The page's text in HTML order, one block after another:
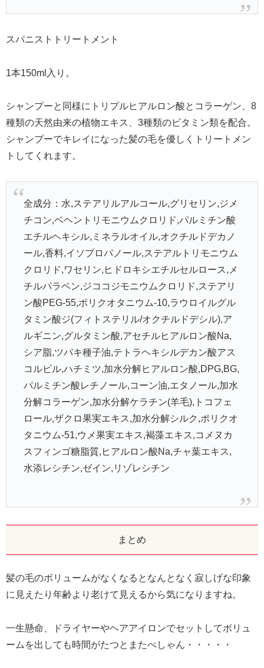
スパニストトリートメント
1本150ml入り。
シャンプーと同様にトリプルヒアルロン酸とコラーゲン、8
種類の天然由来の植物エキス、3種類のビタミン類を配合。
シャンプーでキレイになった髪の毛を優しくトリートメン
トしてくれます。
全成分：水,ステアリルアルコール,グリセリン,ジメ
チコン,ベヘントリモニウムクロリド,パルミチン酸
エチルヘキシル,ミネラルオイル,オクチルドデカノ
ール,香料,イソプロパノール,ステアルトリモニウム
クロリド,ワセリン,ヒドロキシエチルセルロース,メ
チルパラベン,ジココジモニウムクロリド,ステアリ
ン酸PEG-55,ポリクオタニウム-10,ラウロイルグル
タミン酸ジ(フィトステリル/オクチルドデシル),ア
ルギニン,グルタミン酸,アセチルヒアルロン酸Na,
シア脂,ツバキ種子油,テトラヘキシルデカン酸アス
コルビル,ハチミツ,加水分解ヒアルロン酸,DPG,BG,
パルミチン酸レチノール,コーン油,エタノール,加水
分解コラーゲン,加水分解ケラチン(羊毛),トコフェ
ロール,ザクロ果実エキス,加水分解シルク,ポリクオ
タニウム-51,ウメ果実エキス,褐藻エキス,コメヌカ
スフィンゴ糖脂質,ヒアルロン酸Na,チャ葉エキス,
水添レシチン,ゼイン,リゾレシチン
まとめ
髪の毛のボリュームがなくなるとなんとなく寂しげな印象
に見えたり年齢より老けて見えるから気になりますね。
一生懸命、ドライヤーやヘアアイロンでセットしてボリュ
ームを出しても時間がたつとまたぺしゃん・・・・・